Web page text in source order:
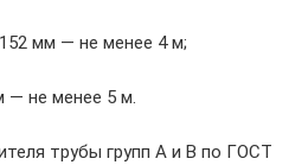
мм — не менее 4 м;
— не менее 5 м.
трубы групп А и В по ГОСТ